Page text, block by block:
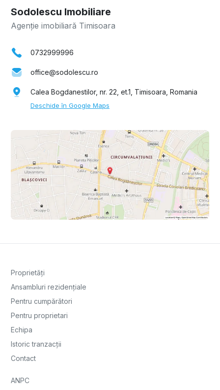
Sodolescu Imobiliare
Agenție imobiliară Timisoara
0732999996
office@sodolescu.ro
Calea Bogdanestilor, nr. 22, et.1, Timisoara, Romania
Deschide în Google Maps
Proprietăți
Ansambluri rezidențiale
Pentru cumpărători
Pentru proprietari
Echipa
Istoric tranzacții
Contact
ANPC